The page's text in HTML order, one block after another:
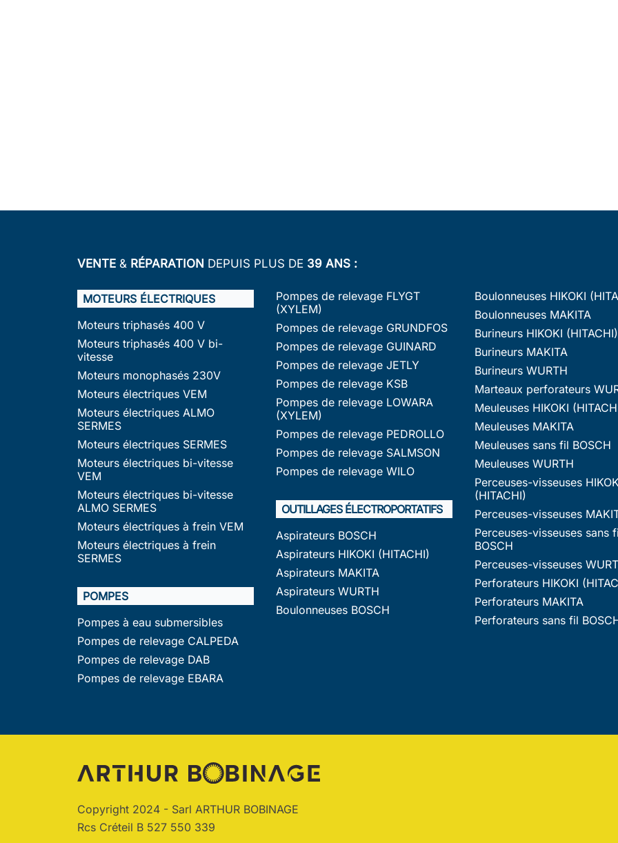
VENTE & RÉPARATION DEPUIS PLUS DE 39 ANS :
MOTEURS ÉLECTRIQUES
Moteurs triphasés 400 V
Moteurs triphasés 400 V bi-
vitesse
Moteurs monophasés 230V
Moteurs électriques VEM
Moteurs électriques ALMO
SERMES
Moteurs électriques SERMES
Moteurs électriques bi-vitesse
VEM
Moteurs électriques bi-vitesse
ALMO SERMES
Moteurs électriques à frein VEM
Moteurs électriques à frein
SERMES
POMPES
Pompes à eau submersibles
Pompes de relevage CALPEDA
Pompes de relevage DAB
Pompes de relevage EBARA
Pompes de relevage FLYGT
(XYLEM)
Pompes de relevage GRUNDFOS
Pompes de relevage GUINARD
Pompes de relevage JETLY
Pompes de relevage KSB
Pompes de relevage LOWARA
(XYLEM)
Pompes de relevage PEDROLLO
Pompes de relevage SALMSON
Pompes de relevage WILO
OUTILLAGES ÉLECTROPORTATIFS
Aspirateurs BOSCH
Aspirateurs HIKOKI (HITACHI)
Aspirateurs MAKITA
Aspirateurs WURTH
Boulonneuses BOSCH
Boulonneuses HIKOKI
Boulonneuses MAKITA
Burineurs HIKOKI (HITACHI)
Burineurs MAKITA
Burineurs WURTH
Marteaux perforateurs
Meuleuses HIKOKI
Meuleuses MAKITA
Meuleuses sans fil BOSCH
Meuleuses WURTH
Perceuses-visseuses
(HITACHI)
Perceuses-visseuses
Perceuses-visseuses sans
BOSCH
Perceuses-visseuses
Perforateurs HIKOKI
Perforateurs MAKITA
Perforateurs sans fil
Copyright 2024 - Sarl ARTHUR BOBINAGE
Rcs Créteil B 527 550 339